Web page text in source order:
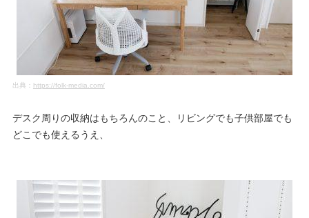
出典： https://folk-media.com/
デスク周りの収納はもちろんのこと、リビングでも子供部屋でも
どこでも使えるうえ、